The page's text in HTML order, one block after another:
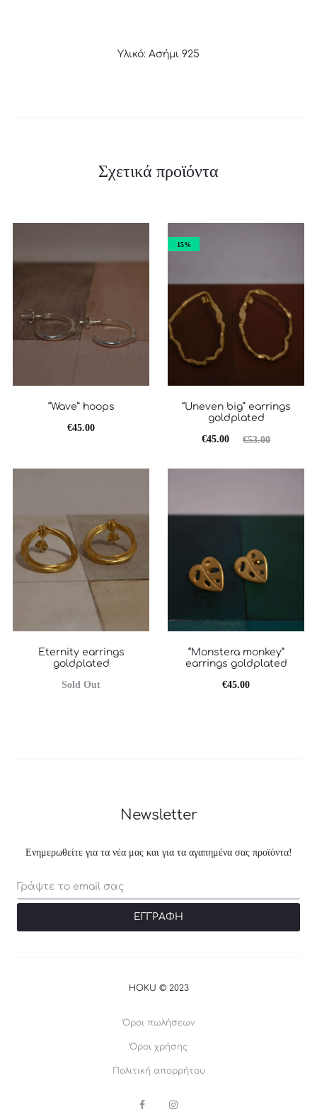
Υλικό: Ασήμι 925
Σχετικά προϊόντα
“Wave” hoops
€45.00
15%
“Uneven big” earrings
goldplated
€53.00
Original
€45.00
Η
Eternity earrings
goldplated
Sold Out
“Monstera monkey”
earrings goldplated
€45.00
Newsletter
Ενημερωθείτε για τα νέα μας και για τα αγαπημένα σας προϊόντα!
HOKU © 2023
Όροι πωλήσεων
Όροι χρήσης
Πολιτική απορρήτου